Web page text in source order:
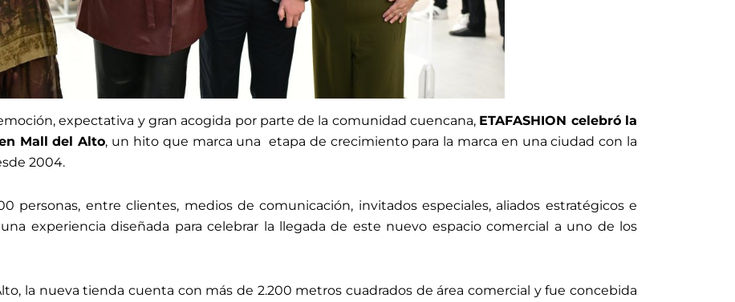
expectativa y gran acogida por parte de la comunidad cuencana, ETAFASHION celebró la
Mall del Alto, un hito que marca una etapa de crecimiento para la marca en una ciudad con la
2004.
personas, entre clientes, medios de comunicación, invitados especiales, aliados estratégicos e
experiencia diseñada para celebrar la llegada de este nuevo espacio comercial a uno de los
la nueva tienda cuenta con más de 2.200 metros cuadrados de área comercial y fue concebida